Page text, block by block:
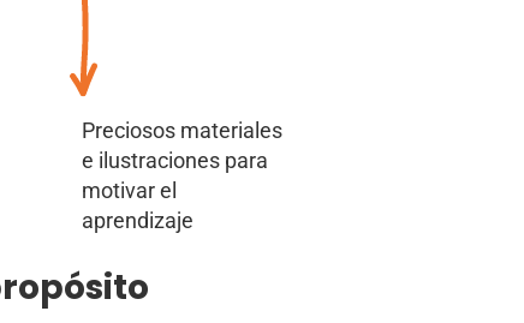
Preciosos materiales
e ilustraciones para
motivar el
aprendizaje